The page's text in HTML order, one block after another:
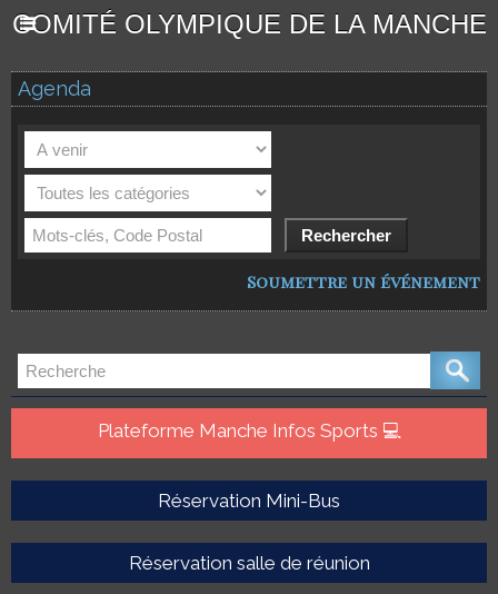
COMITÉ OLYMPIQUE DE LA MANCHE
Agenda
Soumettre un événement
Plateforme Manche Infos Sports 💻
Réservation Mini-Bus
Réservation salle de réunion